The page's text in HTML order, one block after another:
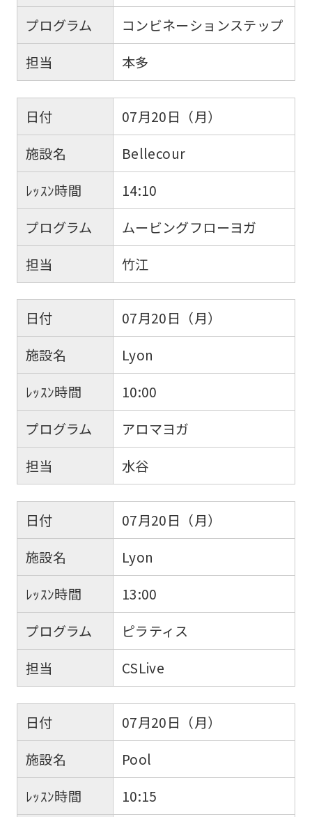
プログラム
コンビネーションステップ
担当
本多
日付
07月20日（月）
施設名
Bellecour
ﾚｯｽﾝ時間
14:10
プログラム
ムービングフローヨガ
担当
竹江
日付
07月20日（月）
施設名
Lyon
ﾚｯｽﾝ時間
10:00
プログラム
アロマヨガ
担当
水谷
日付
07月20日（月）
施設名
Lyon
ﾚｯｽﾝ時間
13:00
プログラム
ピラティス
担当
CSLive
日付
07月20日（月）
施設名
Pool
ﾚｯｽﾝ時間
10:15